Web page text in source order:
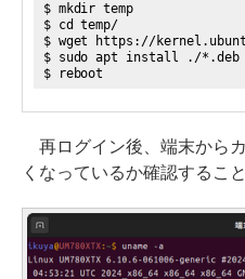
$ mkdir temp
$ cd temp/
$ wget https://
$ sudo apt install ./*.deb
$ reboot
再ログイン後、端末から
くなっているか確認するこ